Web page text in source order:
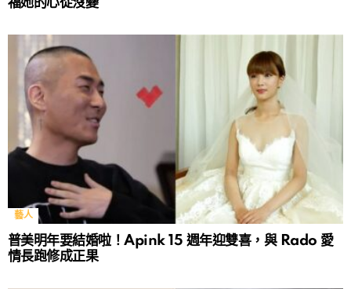
藝人
普美明年要結婚啦！Apink 15 週年迎雙喜，與 Rado 愛
情長跑修成正果